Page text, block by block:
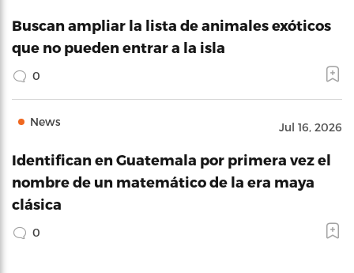
Buscan ampliar la lista de animales exóticos
que no pueden entrar a la isla
0
News Jul 16, 2026
Identifican en Guatemala por primera vez el
nombre de un matemático de la era maya
clásica
0